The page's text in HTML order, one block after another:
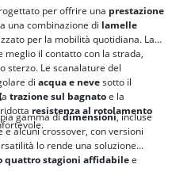
per offrire una prestazione
una combinazione di lamelle
per la mobilità quotidiana. La
il contatto con la strada,
sterzo. Le scanalature del
di acqua e nevesotto il
trazione sul bagnatoe la
resistenza al rotolamento
gamma didimensioni, incluse
alcuni crossover, con versioni
lo rende una soluzione
quattro stagioni affidabilee